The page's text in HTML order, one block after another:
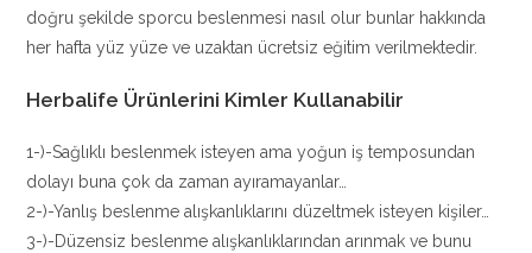
doğru şekilde sporcu beslenmesi nasıl olur bunlar hakkında
her hafta yüz yüze ve uzaktan ücretsiz eğitim verilmektedir.
Herbalife Ürünlerini Kimler Kullanabilir
1-)-Sağlıklı beslenmek isteyen ama yoğun iş temposundan
dolayı buna çok da zaman ayıramayanlar…
2-)-Yanlış beslenme alışkanlıklarını düzeltmek isteyen kişiler…
3-)-Düzensiz beslenme alışkanlıklarından arınmak ve bunu